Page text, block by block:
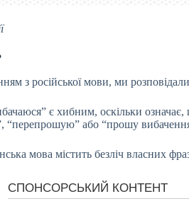
з російської мови, ми
є хибним, оскільки
“перепрошую” або “прошу
мова містить безліч власних